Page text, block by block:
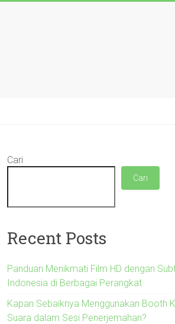
Cari
Cari
Recent Posts
Panduan Menikmati Film HD dengan
Indonesia di Berbagai Perangkat
Kapan Sebaiknya Menggunakan Booth
Suara dalam Sesi Penerjemahan?